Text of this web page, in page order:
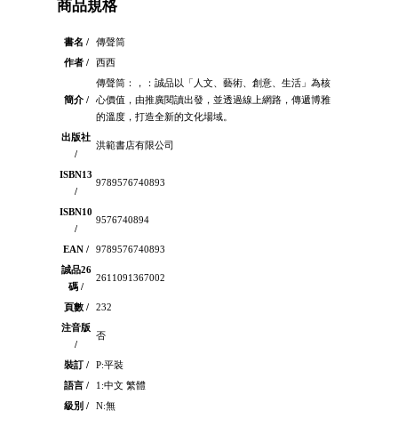
商品規格
書名 /
傳聲筒
作者 /
西西
簡介 /
傳聲筒：，：誠品以「人文、藝術、創意、生活」為核
心價值，由推廣閱讀出發，並透過線上網路，傳遞博雅
的溫度，打造全新的文化場域。
出版社
/
洪範書店有限公司
ISBN13
/
9789576740893
ISBN10
/
9576740894
EAN /
9789576740893
誠品26
碼 /
2611091367002
頁數 /
232
注音版
/
否
裝訂 /
P:平裝
語言 /
1:中文 繁體
級別 /
N:無